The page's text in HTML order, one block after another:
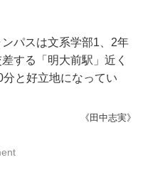
パスは文系学部1、2年
する「明大前駅」近く
と好立地になってい
《田中志実》